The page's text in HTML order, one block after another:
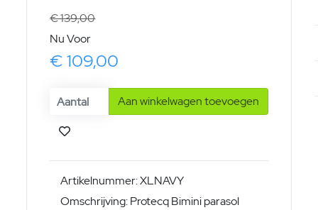
€ 139,00
Nu Voor
€ 109,00
Aan winkelwagen toevoegen
Artikelnummer: XLNAVY
Omschrijving: Protecq Bimini parasol